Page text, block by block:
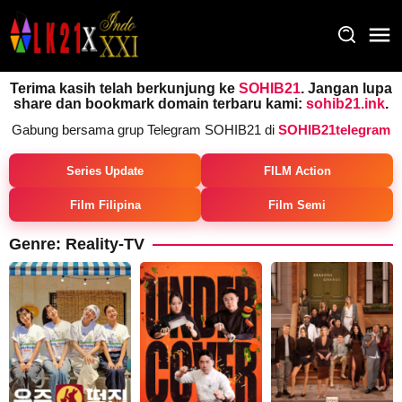
ke
konten
Terima kasih telah berkunjung ke SOHIB21. Jangan lupa
share dan bookmark domain terbaru kami: sohib21.ink.
Gabung bersama grup Telegram SOHIB21 di SOHIB21telegram
Series Update FILM Action
Film Filipina Film Semi
Genre: Reality-TV